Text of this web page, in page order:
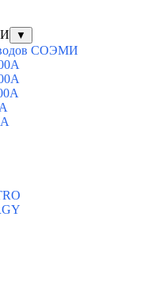
▼
СОЭМИ